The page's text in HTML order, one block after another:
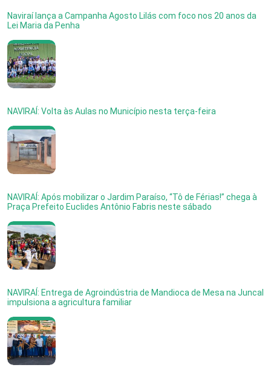
Naviraí lança a Campanha Agosto Lilás com foco nos 20 anos da
Lei Maria da Penha
NAVIRAÍ: Volta às Aulas no Município nesta terça-feira
NAVIRAÍ: Após mobilizar o Jardim Paraíso, “Tô de Férias!” chega à
Praça Prefeito Euclides Antônio Fabris neste sábado
NAVIRAÍ: Entrega de Agroindústria de Mandioca de Mesa na Juncal
impulsiona a agricultura familiar